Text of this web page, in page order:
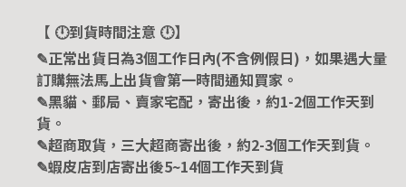
【 🕛到貨時間注意 🕛】
✎正常出貨日為3個工作日內(不含例假日)，如果遇大量
訂購無法馬上出貨會第一時間通知買家。
✎黑貓、郵局、賣家宅配，寄出後，約1-2個工作天到
貨。
✎超商取貨，三大超商寄出後，約2-3個工作天到貨。
✎蝦皮店到店寄出後5~14個工作天到貨